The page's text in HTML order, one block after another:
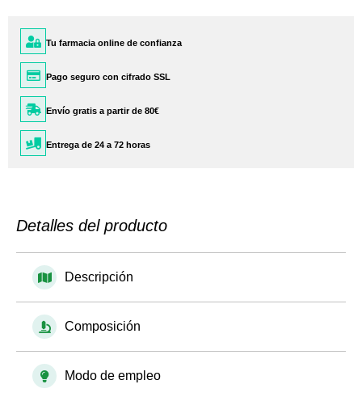
Tu farmacia online de confianza
Pago seguro con cifrado SSL
Envío gratis a partir de 80€
Entrega de 24 a 72 horas
Detalles del producto
Descripción
Composición
Modo de empleo